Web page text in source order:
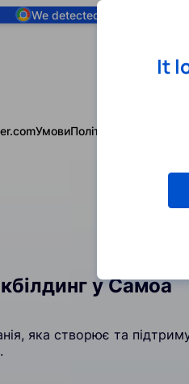
We detected you are using
УмовиПолітика
у Самоа
яка створює та
It